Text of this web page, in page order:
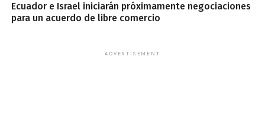
Ecuador e Israel iniciarán próximamente negociaciones
para un acuerdo de libre comercio
ADVERTISEMENT